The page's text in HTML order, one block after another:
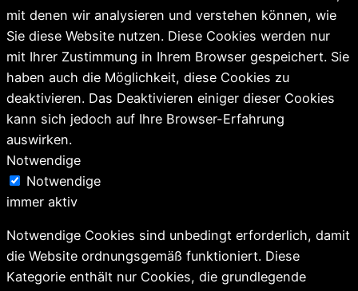
mit denen wir analysieren und verstehen können, wie
Sie diese Website nutzen. Diese Cookies werden nur
mit Ihrer Zustimmung in Ihrem Browser gespeichert. Sie
haben auch die Möglichkeit, diese Cookies zu
deaktivieren. Das Deaktivieren einiger dieser Cookies
kann sich jedoch auf Ihre Browser-Erfahrung
auswirken.
Notwendige
Notwendige
immer aktiv
Notwendige Cookies sind unbedingt erforderlich, damit
die Website ordnungsgemäß funktioniert. Diese
Kategorie enthält nur Cookies, die grundlegende